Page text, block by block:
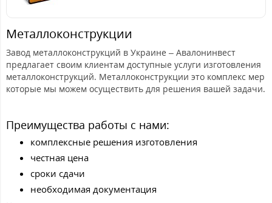
Металлоконструкции
Завод металлоконструкций в Украине – Авалонинвест
предлагает своим клиентам доступные услуги изготовления
металлоконструкций. Металлоконструкции это комплекс мер
которые мы можем осуществить для решения вашей задачи.
Преимущества работы с нами:
комплексные решения изготовления
честная цена
сроки сдачи
необходимая документация